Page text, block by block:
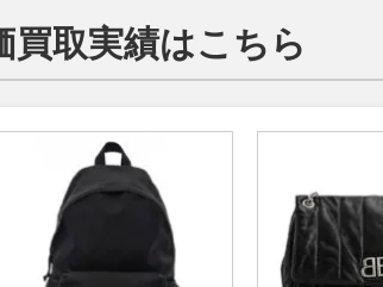
買取実績はこちら